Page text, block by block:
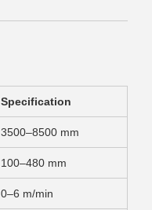
Specification
3500–8500 mm
100–480 mm
0–6 m/min